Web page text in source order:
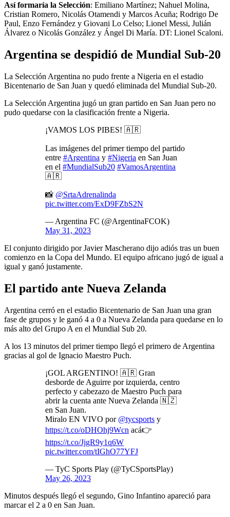
Así formaría la Selección: Emiliano Martínez; Nahuel Molina,
Cristian Romero, Nicolás Otamendi y Marcos Acuña; Rodrigo De
Paul, Enzo Fernández y Giovani Lo Celso; Lionel Messi, Julián
Álvarez o Nicolás González y Ángel Di María. DT: Lionel Scaloni.
Argentina se despidió de Mundial Sub-20
La Selección Argentina no pudo frente a Nigeria en el estadio
Bicentenario de San Juan y quedó eliminada del Mundial Sub-20.
La Selección Argentina jugó un gran partido en San Juan pero no
pudo quedarse con la clasificación frente a Nigeria.
¡VAMOS LOS PIBES! 🇦🇷
Las imágenes del primer tiempo del partido
entre #Argentina y #Nigeria en San Juan
en el #MundialSub20 #VamosArgentina
🇦🇷
📸 @SrtaAdrenalinda
pic.twitter.com/ExD9FZbS2N
— Argentina FC (@ArgentinaFCOK)
May 31, 2023
El conjunto dirigido por Javier Mascherano dijo adiós tras un buen
comienzo en la Copa del Mundo. El equipo africano jugó de igual a
igual y ganó justamente.
El partido ante Nueva Zelanda
Argentina cerró en el estadio Bicentenario de San Juan una gran
fase de grupos y le ganó 4 a 0 a Nueva Zelanda para quedarse en lo
más alto del Grupo A en el Mundial Sub 20.
A los 13 minutos del primer tiempo llegó el primero de Argentina
gracias al gol de Ignacio Maestro Puch.
¡GOL ARGENTINO! 🇦🇷 Gran
desborde de Aguirre por izquierda, centro
perfecto y cabezazo de Maestro Puch para
abrir la cuenta ante Nueva Zelanda 🇳🇿
en San Juan.
Miralo EN VIVO por @tycsports y
https://t.co/oDHOhj9Wcn acá👉
https://t.co/JjgR9y1q6W
pic.twitter.com/tIGhO77YFJ
— TyC Sports Play (@TyCSportsPlay)
May 26, 2023
Minutos después llegó el segundo, Gino Infantino apareció para
marcar el 2 a 0 en San Juan.